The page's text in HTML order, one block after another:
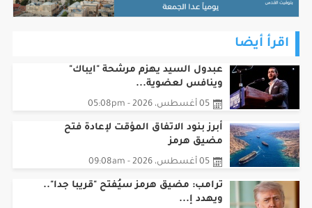
وينافس لعضوية...
05 أغسطس، 2026 - 05:08pm
أبرز بنود الاتفاق المؤقت لإعادة فتح
مضيق هرمز
05 أغسطس، 2026 - 09:08am
ترامب: مضيق هرمز سيُفتح "قريبا جدا"..
ويهدد إ...
05 أغسطس، 2026 - 08:08am